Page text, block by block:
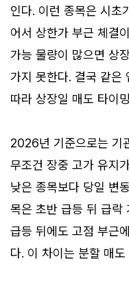
인다. 이런 종목은 시초
어서 상한가 부근 체결
가능 물량이 많으면 상
가지 못한다. 결국 같은
따라 상장일 매도 타이
2026년 기준으로는 기
무조건 장중 고가 유지
낮은 종목보다 당일 변
목은 초반 급등 뒤 급락
급등 뒤에도 고점 부근
다. 이 차이는 분할 매